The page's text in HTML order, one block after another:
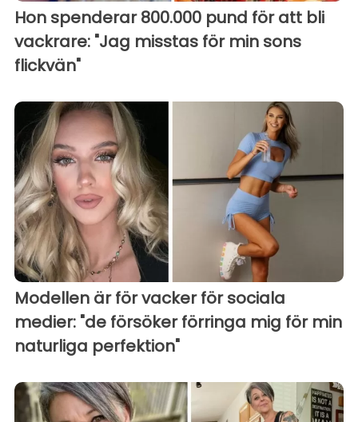
Hon spenderar 800.000 pund för att bli
vackrare: "Jag misstas för min sons
flickvän"
Modellen är för vacker för sociala
medier: "de försöker förringa mig för min
naturliga perfektion"